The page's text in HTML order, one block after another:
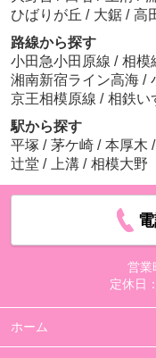
ひばりが丘 / 大鋸 / 高
路線から探す
小田急小田原線 / 相模
湘南新宿ライン高海 /
京王相模原線 / 相鉄い
駅から探す
平塚 / 茅ケ崎 / 本厚木 /
辻堂 / 上溝 / 相模大野
営業
定休日：
ホーム